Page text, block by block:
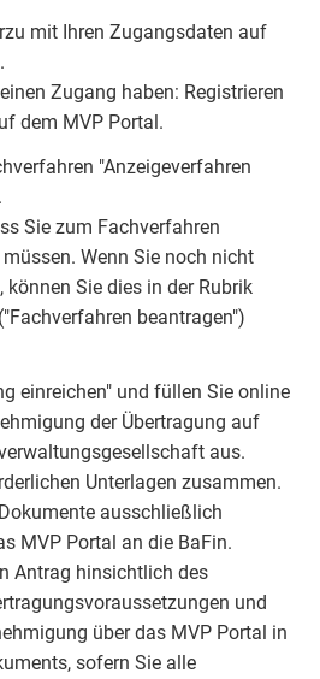
mit Ihren Zugangsdaten auf
Zugang haben: Registrieren
dem MVP Portal.
"Anzeigeverfahren
Sie zum Fachverfahren
Wenn Sie noch nicht
können Sie dies in der Rubrik
beantragen")
einreichen" und füllen Sie online
der Übertragung auf
aus.
Unterlagen zusammen.
ausschließlich
MVP Portal an die BaFin.
Antrag hinsichtlich des
und
über das MVP Portal in
sofern Sie alle